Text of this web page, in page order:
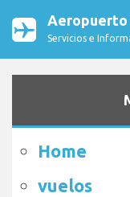
Aeropuerto
Servicios e
Home
vuelos